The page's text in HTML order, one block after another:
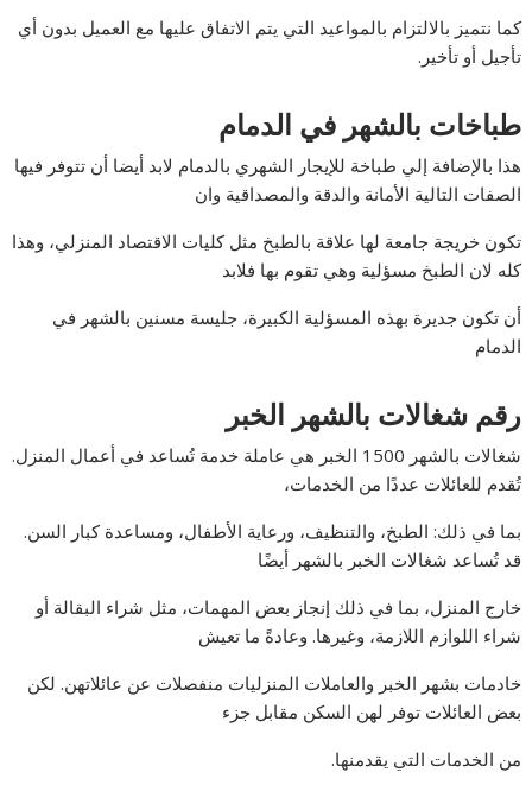
كما نتميز بالالتزام بالمواعيد التي يتم الاتفاق عليها مع العميل بدون أي
تأجيل أو تأخير.
طباخات بالشهر في الدمام
هذا بالإضافة إلي طباخة للإيجار الشهري بالدمام لابد أيضا أن تتوفر فيها
الصفات التالية الأمانة والدقة والمصداقية وان
تكون خريجة جامعة لها علاقة بالطبخ مثل كليات الاقتصاد المنزلي، وهذا
كله لان الطبخ مسؤلية وهي تقوم بها فلابد
أن تكون جديرة بهذه المسؤلية الكبيرة، جليسة مسنين بالشهر في
الدمام
رقم شغالات بالشهر الخبر
شغالات بالشهر 1500 الخبر هي عاملة خدمة تُساعد في أعمال المنزل.
تُقدم للعائلات عددًا من الخدمات،
بما في ذلك: الطبخ، والتنظيف، ورعاية الأطفال، ومساعدة كبار السن.
قد تُساعد شغالات الخبر بالشهر أيضًا
خارج المنزل، بما في ذلك إنجاز بعض المهمات، مثل شراء البقالة أو
شراء اللوازم اللازمة، وغيرها. وعادةً ما تعيش
خادمات بشهر الخبر والعاملات المنزليات منفصلات عن عائلاتهن. لكن
بعض العائلات توفر لهن السكن مقابل جزء
من الخدمات التي يقدمنها.